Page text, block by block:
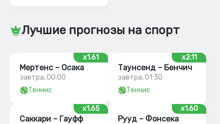
Лучшие прогнозы на спорт
x1.61
Мертенс – Осака
завтра, 00:00
Теннис
x2.11
Таунсенд – Бенчич
завтра, 01:30
Теннис
x1.65
Саккари – Гауфф
x1.60
Рууд – Фонсека